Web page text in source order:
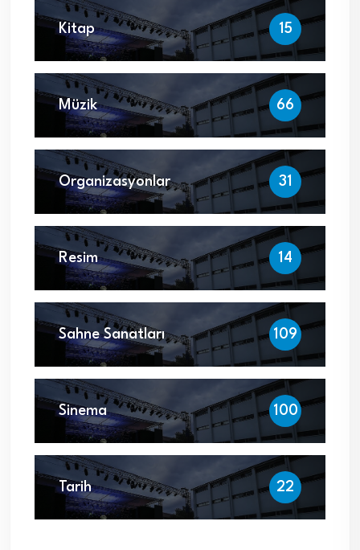
Kitap 15
Müzik 66
Organizasyonlar 31
Resim 14
Sahne Sanatları 109
Sinema 100
Tarih 22